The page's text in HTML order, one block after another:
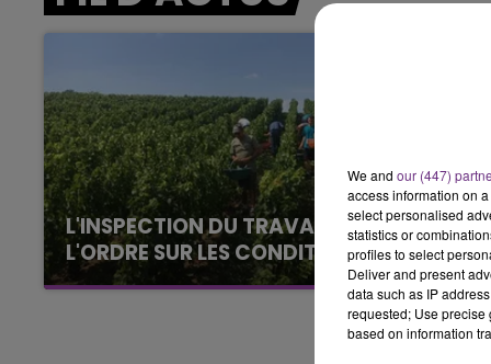
5h00 - 6h00
L'INSPECTION DU TRAVAIL RAPPELLE À
L'ORDRE SUR LES CONDITIONS DE...
Alors que les dates de début des vendange
2026 s'est avéré être plus précoce que prévu,
l'inspection du Travail en profite pour rappeler
We and our (447)
access information on
select personalised
statistics or
profiles to select
Deliver and present
data such as IP
requested; Use precise
based on information